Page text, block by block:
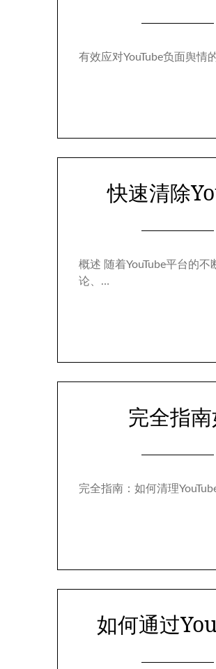
有效应对YouTube负面舆情
快速清除
概述 随着YouTube平台的
论、…
完全指
完全指南：如何清理
如何通过